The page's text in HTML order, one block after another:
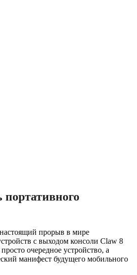
прорыв в мире
с выходом консоли Claw 8
очередное устройство, а
манифест будущего мобильного